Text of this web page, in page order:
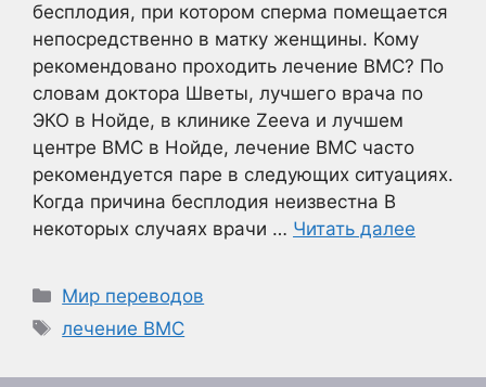
бесплодия, при котором сперма помещается
непосредственно в матку женщины. Кому
рекомендовано проходить лечение ВМС? По
словам доктора Шветы, лучшего врача по
ЭКО в Нойде, в клинике Zeeva и лучшем
центре ВМС в Нойде, лечение ВМС часто
рекомендуется паре в следующих ситуациях.
Когда причина бесплодия неизвестна В
некоторых случаях врачи … Читать далее
Рубрики
Мир переводов
Метки
лечение ВМС